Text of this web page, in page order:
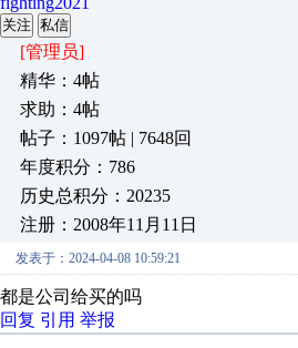
关注 私信
[管理员]
精华：4帖
求助：4帖
帖子：1097帖 | 7648回
年度积分：786
历史总积分：20235
注册：2008年11月11日
发表于：2024-04-08 10:59:21
都是公司给买的吗
回复 引用 举报